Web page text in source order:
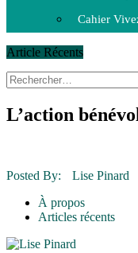
Cahier
Article Récents
14 octobre 2015
30 juin 2015
16 juillet 2026 |
16 juillet 2026 |
Rechercher :
L’action
Posted By: Lise Pinard
À propos
Articles récents